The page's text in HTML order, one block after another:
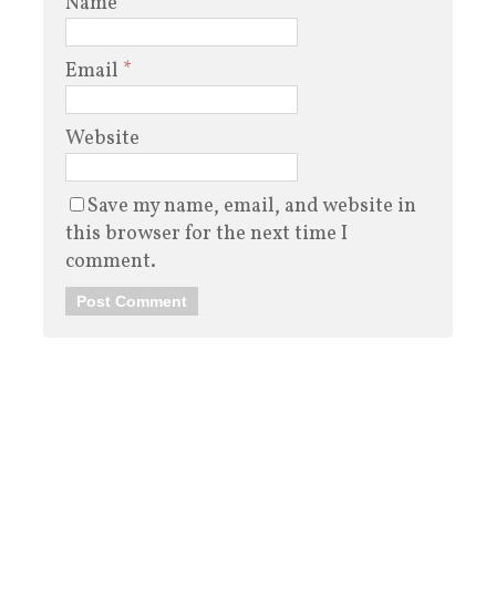
Email *
Website
Save my name, email, and website in
this browser for the next time I
comment.